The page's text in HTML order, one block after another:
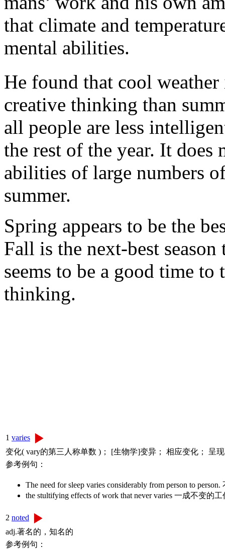
that climate and
mental abilities.
He found that cool
creative thinking than
all people are less
the rest of the year. It does
abilities of large numbers
summer.
Spring appears to be the
Fall is the next-best
seems to be a good time
thinking.
1 varies
变化( vary的第三人称单数 )； [生物学]变异； 相应变化； 呈
参考例句：
The need for sleep varies considerably from person to
the stultifying effects of work that never varies 一成不变的
2 noted
adj.著名的，知名的
参考例句：